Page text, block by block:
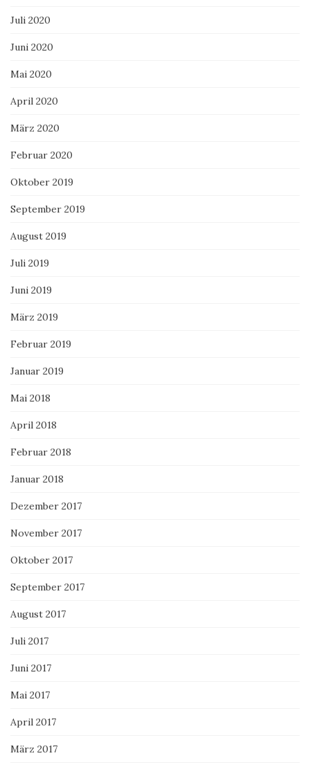
Juli 2020
Juni 2020
Mai 2020
April 2020
März 2020
Februar 2020
Oktober 2019
September 2019
August 2019
Juli 2019
Juni 2019
März 2019
Februar 2019
Januar 2019
Mai 2018
April 2018
Februar 2018
Januar 2018
Dezember 2017
November 2017
Oktober 2017
September 2017
August 2017
Juli 2017
Juni 2017
Mai 2017
April 2017
März 2017